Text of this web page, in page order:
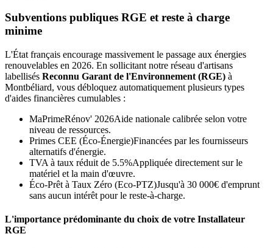
Subventions publiques RGE et reste à charge
minime
L'État français encourage massivement le passage aux énergies
renouvelables en 2026. En sollicitant notre réseau d'artisans
labellisés Reconnu Garant de l'Environnement (RGE) à
Montbéliard, vous débloquez automatiquement plusieurs types
d'aides financières cumulables :
MaPrimeRénov' 2026Aide nationale calibrée selon votre
niveau de ressources.
Primes CEE (Éco-Énergie)Financées par les fournisseurs
alternatifs d'énergie.
TVA à taux réduit de 5.5%Appliquée directement sur le
matériel et la main d'œuvre.
Éco-Prêt à Taux Zéro (Eco-PTZ)Jusqu'à 30 000€ d'emprunt
sans aucun intérêt pour le reste-à-charge.
L'importance prédominante du choix de votre Installateur
RGE